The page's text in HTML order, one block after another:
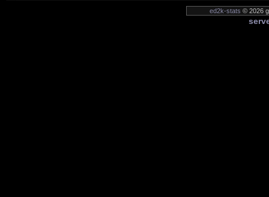
ed2k-stats © 2026